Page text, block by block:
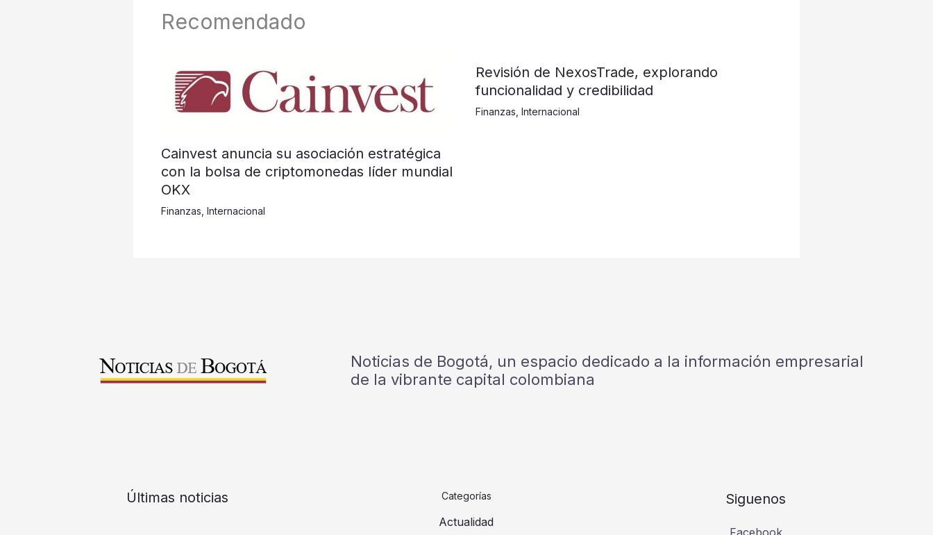
Recomendado
Cainvest anuncia su asociación estratégica
con la bolsa de criptomonedas líder mundial
OKX
Finanzas Internacional
Revisión de NexosTrade, explorando
funcionalidad y credibilidad
Finanzas Internacional
Noticias de Bogotá, un espacio dedicado a la información empresarial
de la vibrante capital colombiana
Últimas noticias Categorías
Actualidad
Siguenos